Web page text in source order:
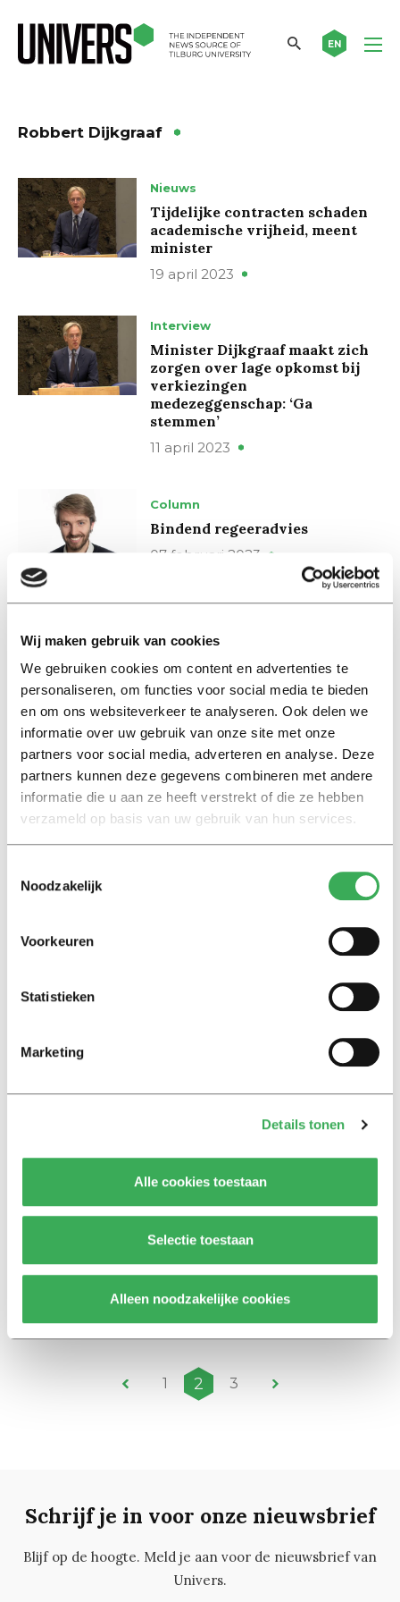
Wij maken gebruik van cookies
We gebruiken cookies om content en advertenties te
personaliseren, om functies voor social media te bieden
en om ons websiteverkeer te analyseren. Ook delen we
informatie over uw gebruik van onze site met onze
partners voor social media, adverteren en analyse. Deze
partners kunnen deze gegevens combineren met andere
informatie die u aan ze heeft verstrekt of die ze hebben
verzameld op basis van uw gebruik van hun services.
Noodzakelijk
Voorkeuren
Statistieken
Marketing
Details tonen
Alle cookies toestaan
Selectie toestaan
Alleen noodzakelijke cookies
EN
Robbert Dijkgraaf
Nieuws
Tijdelijke contracten schaden
academische vrijheid, meent
minister
19 april 2023
Interview
Minister Dijkgraaf maakt zich
zorgen over lage opkomst bij
verkiezingen
medezeggenschap: ‘Ga
stemmen’
11 april 2023
Column
Bindend regeeradvies
07 februari 2023
Tweede Kamer: Loten mag,
uitsluiten ook
01 februari 2023
Nieuws
Minister wil meer invloed op
instroom buitenlandse
leidt tot tweedeling onder
wetenschappelijk personeel
Kabinet verdeelt miljarden voor
hoger onderwijs en onderzoek
20 juni 2022
‘Vergoeding medezeggenschap
moet overal hetzelfde zijn’
21 april 2022
1 2 3
Schrijf je in voor onze nieuwsbrief
Blijf op de hoogte. Meld je aan voor de nieuwsbrief van
Univers.